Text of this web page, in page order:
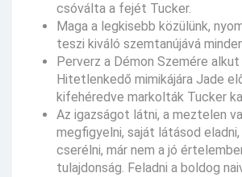
csóválta a fejét Tucker.
Maga a legkisebb közülünk,
teszi kiváló szemtanújává
Perverz a Démon Szemére
Hitetlenkedő mimikájára Jade
kifehéredve markolták Tucker
Az igazságot látni, a meztelen
megfigyelni, saját látásod
cserélni, már nem a jó
tulajdonság. Feladni a boldog